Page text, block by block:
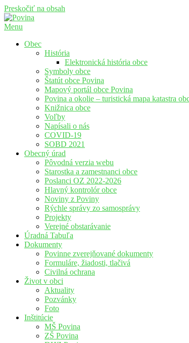
Preskočiť na obsah
Menu
Obec
História
Elektronická história obce
Symboly obce
Štatút obce Povina
Mapový portál obce Povina
Povina a okolie – turistická mapa katastra
Knižnica obce
Voľby
Napísali o nás
COVID-19
SOBD 2021
Obecný úrad
Pôvodná verzia webu
Starostka a zamestnanci obce
Poslanci OZ 2022-2026
Hlavný kontrolór obce
Noviny z Poviny
Rýchle správy zo samosprávy
Projekty
Verejné obstarávanie
Úradná Tabuľa
Dokumenty
Povinne zverejňované dokumenty
Formuláre, žiadosti, tlačivá
Civilná ochrana
Život v obci
Aktuality
Pozvánky
Foto
Inštitúcie
MŠ Povina
ZŠ Povina